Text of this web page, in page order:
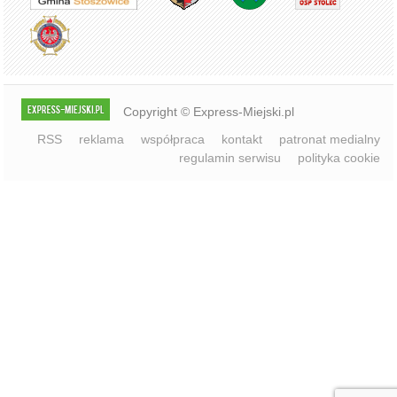
Copyright © Express-Miejski.pl
RSS
reklama współpraca kontakt
patronat medialny
regulamin serwisu
polityka cookie